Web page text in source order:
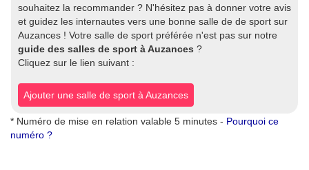
souhaitez la recommander ? N'hésitez pas à donner votre avis
et guidez les internautes vers une bonne salle de de sport sur
Auzances ! Votre salle de sport préférée n'est pas sur notre
guide des salles de sport à Auzances ?
Cliquez sur le lien suivant :
Ajouter une salle de sport à Auzances
* Numéro de mise en relation valable 5 minutes - Pourquoi ce
numéro ?